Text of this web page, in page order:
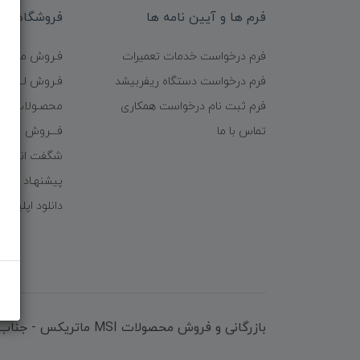
فرم ها و آیین نامه ها
فرم درخواست خدمات تعمیرات
فرم درخواست دستگاه ریفربیشد
فرم ثبت نام درخواست همکاری
تماس با ما
فروشگاه
فـروش
فـروش
محصـولات
فـــروش عُمـده
شگفت
پیشنهـاد
دانلود
بازرگانی و فروش محصولات MSI ماتریکس - جناب آقای مهندس باقری